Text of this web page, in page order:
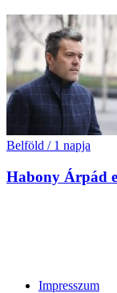
Belföld / 1 napja
Habony Árpád
Impresszum